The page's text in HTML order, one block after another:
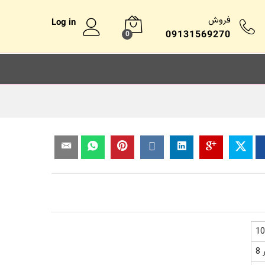
فروش
09131569270
0
Log in